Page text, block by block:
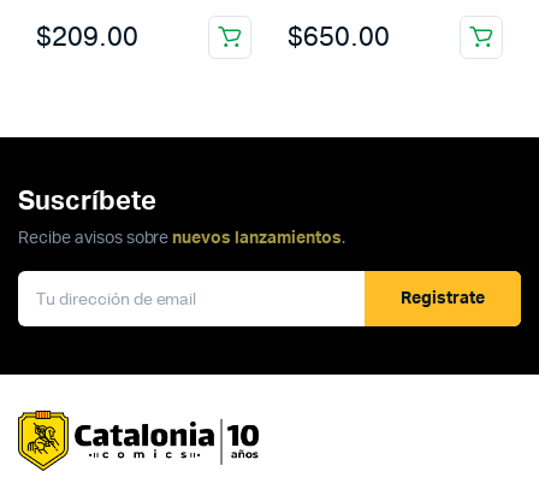
$209.00 $650.00
Suscríbete
Recibe avisos sobre nuevos lanzamientos.
Registrate